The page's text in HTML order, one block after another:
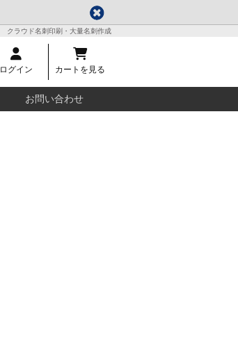
クラウド名刺印刷・大量名刺作成
ログイン カートを見る
お問い合わせ